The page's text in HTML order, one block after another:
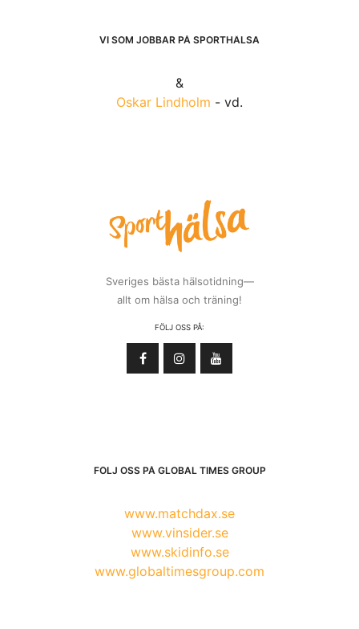
VI SOM JOBBAR PÅ SPORTHÄLSA
&
Oskar Lindholm - vd.
Sveriges bästa hälsotidning—
allt om hälsa och träning!
FÖLJ OSS PÅ:
FÖLJ OSS PÅ GLOBAL TIMES GROUP
www.matchdax.se
www.vinsider.se
www.skidinfo.se
www.globaltimesgroup.com